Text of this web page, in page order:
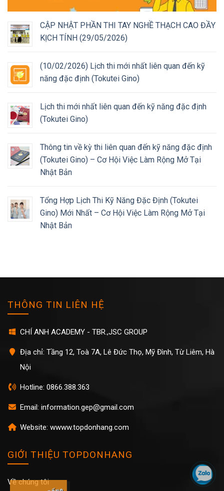
CẬP NHẬT PHẦN THI TAY NGHỀ THẠCH CAO ĐẦY
KỊCH TÍNH (29/05/2026)
(10/02/2026) Lịch thi mới nhất liên quan đến kỹ
năng đặc định (Tokutei Gino)
Lịch thi mới nhất liên quan đến kỹ năng đặc định
(Tokutei Gino)
Thông tin về kỳ thi liên quan đến kỹ năng đặc định
(Tokutei Gino) – Cơ Hội Việc Làm Rộng Mở Tại
Nhật Bản
Tổng Hợp Lịch Thi Kỹ Năng Đặc Định (Tokutei
Gino) Mới Nhất – Cơ Hội Việc Làm Rộng Mở Tại
Nhật Bản
THÔNG TIN LIÊN HỆ
CHÍ ANH ACADEMY - TBR.,JSC GROUP
Địa chỉ: Tầng 12, Toà 7A, Lê Đức Thọ, Mỹ Đình, Từ Liêm, Hà
Nội
Hotline: 0866.388.363
Email: information.gep@gmail.com
Website: wwww.topdonhang.com
GIỚI THIỆU TOPDONHANG
Về chúng tôi